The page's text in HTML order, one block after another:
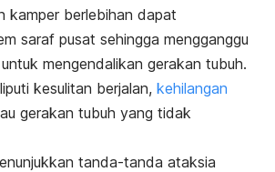
kamper berlebihan dapat
saraf pusat sehingga mengganggu
mengendalikan gerakan tubuh.
kesulitan berjalan, kehilangan
gerakan tubuh yang tidak
tanda-tanda ataksia